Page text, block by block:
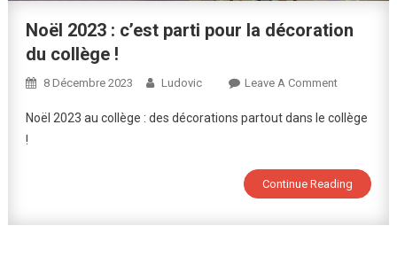
Noël 2023 : c’est parti pour la décoration
du collège !
8 Décembre 2023 Ludovic Leave A CommentOn
2023
Parti
Noël 2023 au collège : des décorations partout dans le collège
!
Continue Reading